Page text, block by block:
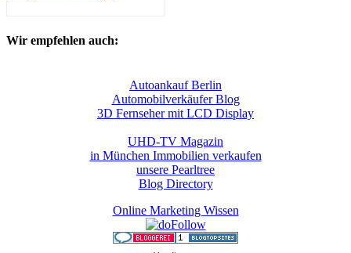
Wir empfehlen auch:
Autoankauf Berlin
Automobilverkäufer Blog
3D Fernseher mit LCD Display
UHD-TV Magazin
in München Immobilien verkaufen
unsere Pearltree
Blog Directory
Online Marketing Wissen